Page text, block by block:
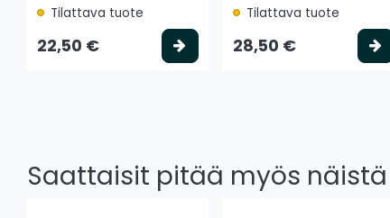
Tilattava tuote
22,50 € Valitse vaihtoehto
Tilattava tuote
28,50 €
Saattaisit pitää myös näistä